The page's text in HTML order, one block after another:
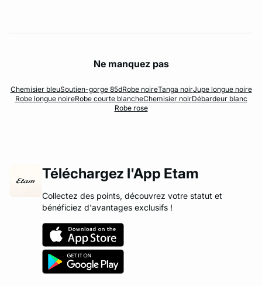
Ne manquez pas
Chemisier bleuSoutien-gorge 85dRobe noireTanga noirJupe longue noire
Robe longue noireRobe courte blancheChemisier noirDébardeur blanc
Robe rose
Téléchargez l'App Etam
Collectez des points, découvrez votre statut et
bénéficiez d'avantages exclusifs !